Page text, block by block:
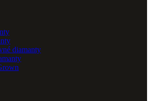
diamanty